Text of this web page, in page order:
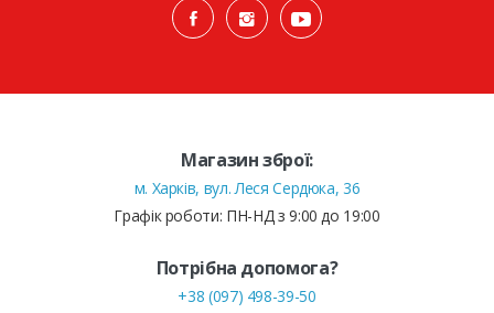
Магазин зброї:
м. Харків, вул. Леся Сердюка, 36
Графік роботи: ПН-НД з 9:00 до 19:00
Потрібна допомога?
+38 (097) 498-39-50